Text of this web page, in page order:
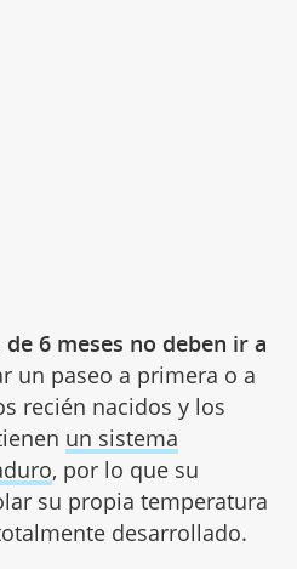
6 meses no deben ir a
un paseo a primera o a
recién nacidos y los
un sistema
, por lo que su
su propia temperatura
desarrollado.